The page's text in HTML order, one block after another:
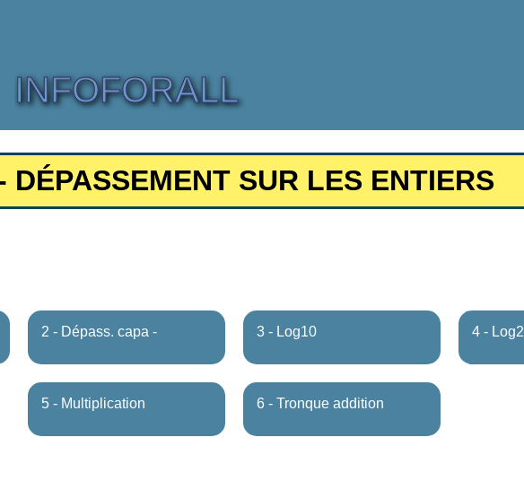
INFOFORALL
DÉPASSEMENT SUR LES ENTIERS
2 - Dépass. capa - 3 - Log10 4 - Log2
5 - Multiplication 6 - Tronque addition